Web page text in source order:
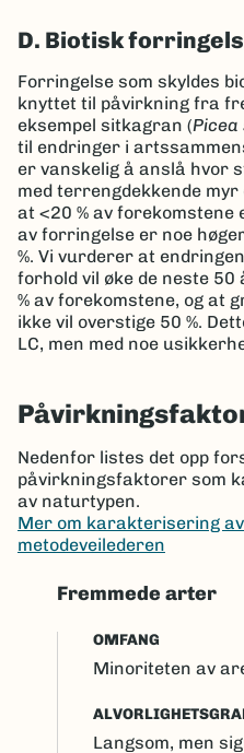
D. Biotisk
Forringelse som skyldes
knyttet til påvirkning fra
eksempel sitkagran (
til endringer i
er vanskelig å anslå hvor
med terrengdekkende
at <20 % av
av forringelse er noe
%. Vi vurderer at
forhold vil øke de neste
% av forekomstene, og at
ikke vil overstige 50 %.
LC, men med noe
Nedenfor listes det opp
påvirkningsfaktorer som
av naturtypen.
Mer om karakterisering
metodeveilederen
Fremmede arter
OMFANG
Minoriteten av
Langsom, men